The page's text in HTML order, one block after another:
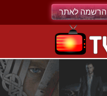
הרשמה לאתר